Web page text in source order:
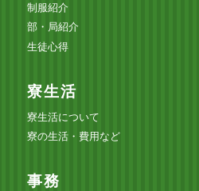
制服紹介
部・局紹介
生徒心得
寮生活
寮生活について
寮の生活・費用など
事務